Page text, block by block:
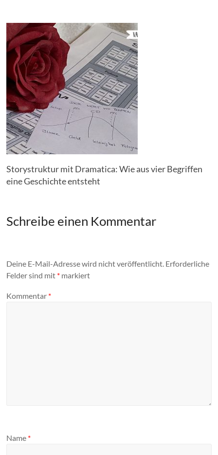
Storystruktur mit Dramatica: Wie aus vier Begriffen
eine Geschichte entsteht
Schreibe einen Kommentar
Deine E-Mail-Adresse wird nicht veröffentlicht. Erforderliche
Felder sind mit * markiert
Kommentar *
Name *